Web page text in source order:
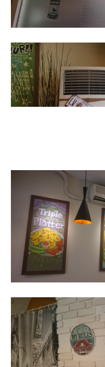
店員非常的熱情 有活力